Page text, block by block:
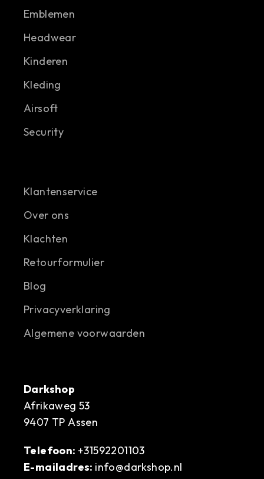
Emblemen
Headwear
Kinderen
Kleding
Airsoft
Security
Klantenservice
Over ons
Klachten
Retourformulier
Blog
Privacyverklaring
Algemene voorwaarden
Darkshop
Afrikaweg 53
9407 TP Assen
Telefoon: +31592201103
E-mailadres: info@darkshop.nl